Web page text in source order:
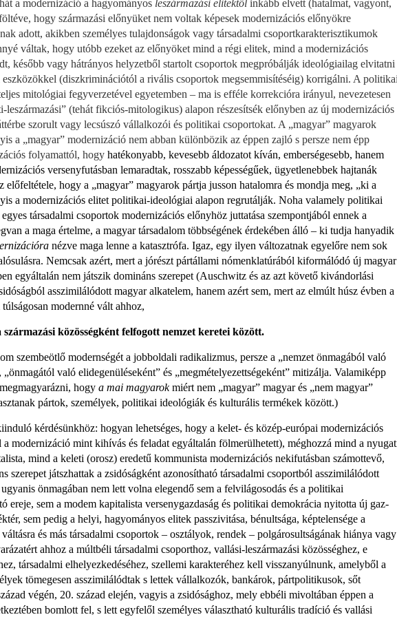
a modernizáció a hagyományos leszármazási elitektől inkább elvett (hatalmat, vagyont,
hogy származási előnyüket nem voltak képesek moder­nizációs előnyökre
adott, akikben személyes tulajdonságok vagy társadalmi csoportkarakterisztikumok
váltak, hogy utóbb ezeket az előnyöket mind a régi elitek, mind a modernizációs
később vagy hátrányos helyzetből star­tolt csoportok megpróbálják ideológiailag elvitatni
(diszkriminációtól a rivális cso­portok megsemmisítéséig) korrigálni. A
mitológiai fegyverzetével egyetemben – ma is efféle korrekcióra irányul, nevezetesen
leszármazási” (tehát fikciós-mitologikus) alapon része­sítsék előnyben az új modernizációs
szorult vagy lecsúszó vállalkozói és politikai csopor­tokat. A „magyar” magyarok
a „ma­gyar” modernizáció nem abban különbözik az éppen zajló s persze nem épp
folyamattól, hogy hatékonyabb, kevesebb áldozatot kíván, emberségesebb, hanem
versenyfutásban lemarad­tak, rosszabb képességűek, ügyetlenebbek hajtanák
előfeltétele, hogy a „magyar” magyarok pártja jusson hatalomra és mondja meg, „ki a
a modernizációs elitet politikai-ideológiai alapon regrutálják. Noha valamely politikai
társadalmi csoportok modernizációs előnyhöz juttatása szempontjából ennek a
a maga értelme, a magyar társadalom többségének érdekében álló – ki tudja hanyadik
nézve maga lenne a katasztrófa. Igaz, egy ilyen változatnak egyelőre nem sok
Nemcsak azért, mert a jórészt pártállami nómenklatúrából kiformálódó új magyar
egyáltalán nem játszik domináns szerepet (Auschwitz és az azt követő kivándorlási
asszimilálódott magyar alkatelem, hanem azért sem, mert az elmúlt húsz évben a
modernné vált ahhoz,
származási közösségként felfogott nemzet keretei között.
szembeötlő modernségét a jobboldali radikalizmus, persze a „nemzet önmagából való
való elidegenüléseként” és „megmételyezettségeként” mitizálja. Valamiképp
hogy a mai magyarokmiért nem „magyar” magyar és „nem magyar”
pártok, személyek, politikai ideológiák és kultu­rális termékek között.)
kérdésünkhöz: hogyan lehet­séges, hogy a kelet- és közép-európai modernizációs
a modernizáció mint kihívás és feladat egyál­talán fölmerülhetett), méghozzá mind a
mind a keleti (orosz) eredetű kommunista mo­dernizációs nekifutásban számottevő,
szerepet játszhattak a zsidóságként azonosítható társadalmi csoportból asszimilálódott
ön­magában nem lett volna elegendő sem a felvilágosodás és a politikai
ereje, sem a modem kapitalista versenygazdaság és politikai demokrácia nyitotta új gaz­
sem pedig a helyi, hagyományos elitek passzivitása, bénultsága, képtelensége a
és más társadalmi csoportok – osztályok, rendek – polgárosultságának hiánya vagy
ahhoz a múltbéli társadalmi csoporthoz, vallási-­leszármazási közösséghez, e
társadal­mi elhelyezkedéséhez, szellemi karakteréhez kell visszanyúl­nunk, amelyből a
tömegesen asszi­milálódtak s lettek vállalkozók, bankárok, pártpolitikusok, sőt
végén, 20. század elején, vagyis a zsidósághoz, mely ebbéli mivoltában éppen a
bomlott fel, s lett egyfelől személyes választ­ható kulturális tradíció és vallási